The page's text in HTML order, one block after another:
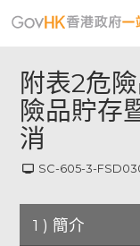
附表2危
險品貯存
消
SC-605-3-
1 ) 簡介
頁